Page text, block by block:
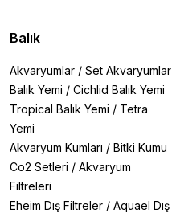
Balık
Akvaryumlar / Set Akvaryumlar
Balık Yemi / Cichlid Balık Yemi
Tropical Balık Yemi / Tetra
Yemi
Akvaryum Kumları / Bitki Kumu
Co2 Setleri / Akvaryum
Filtreleri
Eheim Dış Filtreler / Aquael Dış